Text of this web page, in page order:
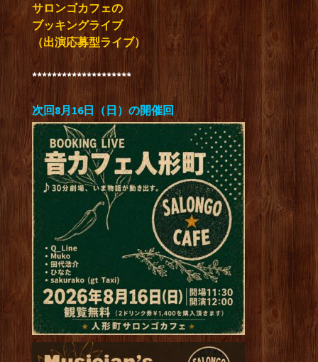
サロンゴカフェの
ブッキングライブ
（出演応募型ライブ）
********************
次回8月16日（日）の開催回